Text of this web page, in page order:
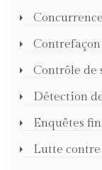
Contrefaçon
Contrôle de
Détection
Enquêtes
Lutte